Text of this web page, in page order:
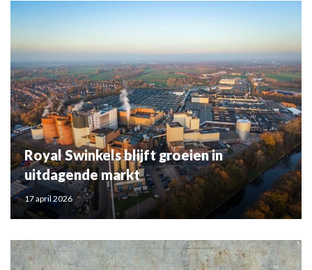
Royal Swinkels blijft groeien in
uitdagende markt
17 april 2026